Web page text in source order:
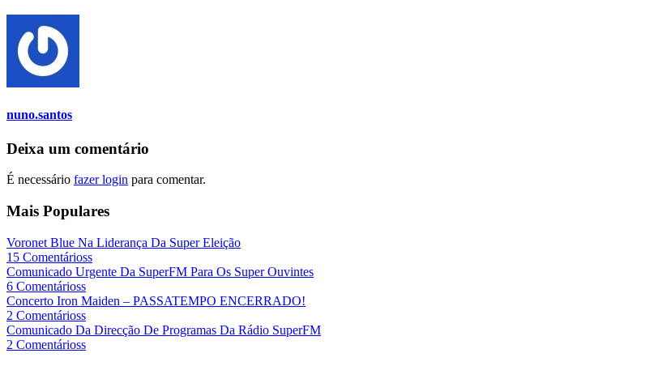
nuno.santos
Deixa um comentário
É necessário fazer login para comentar.
Mais Populares
Voronet Blue Na Liderança Da Super Eleição
15 Comentárioss
Comunicado Urgente Da SuperFM Para Os Super Ouvintes
6 Comentárioss
Concerto Iron Maiden – PASSATEMPO ENCERRADO!
2 Comentárioss
Comunicado Da Direcção De Programas Da Rádio SuperFM
2 Comentárioss